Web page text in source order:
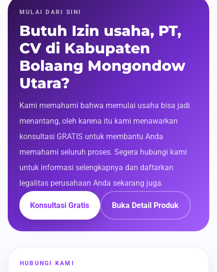
MULAI DARI SINI
Butuh Izin usaha, PT,
CV di Kabupaten
Bolaang Mongondow
Utara?
Kami memahami bahwa memulai usaha bisa jadi
menantang, oleh karena itu kami menawarkan
konsultasi GRATIS untuk membantu Anda
memahami seluruh proses. Segera hubungi kami
untuk informasi selengkapnya dan daftarkan
legalitas perusahaan Anda sekarang juga.
Konsultasi Gratis Buka Detail Produk
HUBUNGI KAMI